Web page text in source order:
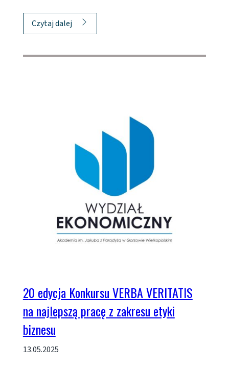
Czytaj dalej
20 edycja Konkursu VERBA VERITATIS
na najlepszą pracę z zakresu etyki
biznesu
13.05.2025